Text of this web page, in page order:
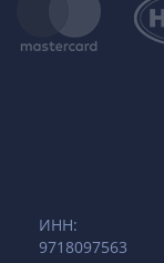
ИНН:
9718097563